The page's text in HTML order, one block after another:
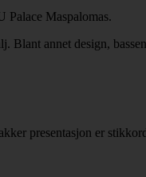
Blant annet design,
presentasjon er